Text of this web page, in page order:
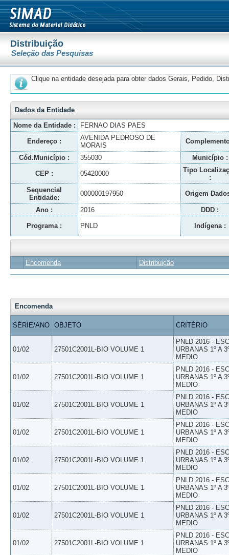
Distribuição
Seleção das Pesquisas
Clique na entidade desejada para obter dados Gerais, Pedido,
Dados da Entidade
Nome da Entidade :
FERNAO DIAS PAES
Endereço :
AVENIDA PEDROSO DE
MORAIS
Cód.Município : 355030 Município :
CEP : 05420000
Tipo
:
Sequencial
Entidade:
000000197950 Origem
Ano : 2016 DDD :
Programa : PNLD Indígena :
Encomenda Distribuição
Encomenda
SÉRIE/ANO OBJETO CRITÉRIO
01/02 27501C2001L-BIO VOLUME 1
PNLD 2016 -
URBANAS 1º A
MEDIO
01/02 27501C2001L-BIO VOLUME 1
PNLD 2016 -
URBANAS 1º A
MEDIO
01/02 27501C2001L-BIO VOLUME 1
PNLD 2016 -
URBANAS 1º A
MEDIO
01/02 27501C2001L-BIO VOLUME 1
PNLD 2016 -
URBANAS 1º A
MEDIO
01/02 27501C2001L-BIO VOLUME 1
PNLD 2016 -
URBANAS 1º A
MEDIO
01/02 27501C2001L-BIO VOLUME 1
PNLD 2016 -
URBANAS 1º A
MEDIO
01/02 27501C2001L-BIO VOLUME 1
PNLD 2016 -
URBANAS 1º A
MEDIO
01/02 27501C2001L-BIO VOLUME 1
PNLD 2016 -
URBANAS 1º A
MEDIO